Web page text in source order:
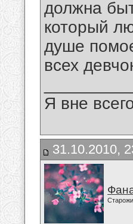
должна
который
душе
всех
Я вне
31.10.2010,